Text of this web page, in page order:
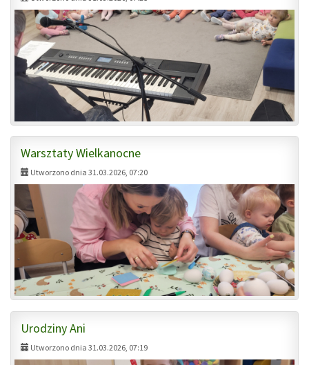
Warsztaty Wielkanocne
Utworzono dnia 31.03.2026, 07:20
Urodziny Ani
Utworzono dnia 31.03.2026, 07:19